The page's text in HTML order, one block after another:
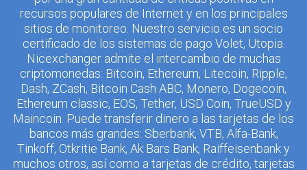
recursos populares de Internet y en los principales
sitios de monitoreo. Nuestro servicio es un socio
certificado de los sistemas de pago Volet, Utopia.
Nicexchanger admite el intercambio de muchas
criptomonedas: Bitcoin, Ethereum, Litecoin, Ripple,
Dash, ZCash, Bitcoin Cash ABC, Monero, Dogecoin,
Ethereum classic, EOS, Tether, USD Coin, TrueUSD y
Maincoin. Puede transferir dinero a las tarjetas de los
bancos más grandes: Sberbank, VTB, Alfa-Bank,
Tinkoff, Otkritie Bank, Ak Bars Bank, Raiffeisenbank y
muchos otros, así como a tarjetas de crédito, tarjetas